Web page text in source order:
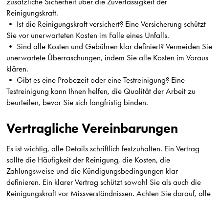
Reinigungskraft.
• Ist die Reinigungskraft versichert? Eine Versicherung schützt
Sie vor unerwarteten Kosten im Falle eines Unfalls.
• Sind alle Kosten und Gebühren klar definiert? Vermeiden Sie
unerwartete Überraschungen, indem Sie alle Kosten im Voraus
klären.
• Gibt es eine Probezeit oder eine Testreinigung? Eine
Testreinigung kann Ihnen helfen, die Qualität der Arbeit zu
beurteilen, bevor Sie sich langfristig binden.
Vertragliche Vereinbarungen
Es ist wichtig, alle Details schriftlich festzuhalten. Ein Vertrag
sollte die Häufigkeit der Reinigung, die Kosten, die
Zahlungsweise und die Kündigungsbedingungen klar
definieren. Ein klarer Vertrag schützt sowohl Sie als auch die
Reinigungskraft vor Missverständnissen. Achten Sie darauf, alle